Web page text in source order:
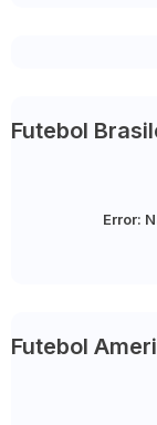
Futebol
Error:
Futebol